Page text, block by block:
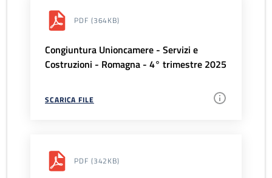
PDF (364KB)
Congiuntura Unioncamere - Servizi e
Costruzioni - Romagna - 4° trimestre 2025
SCARICA FILE
PDF (342KB)